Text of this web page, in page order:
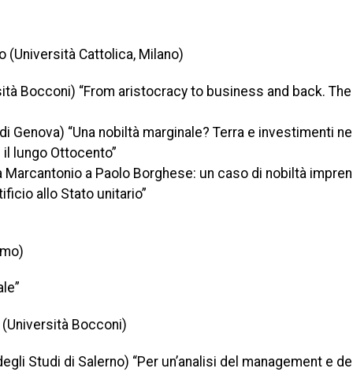
(Università Cattolica, Milano)
Bocconi) “From aristocracy to business and back.
Genova) “Una nobiltà marginale? Terra e investimenti
lungo Ottocento”
Marcantonio a Paolo Borghese: un caso di nobiltà
allo Stato unitario”
Bocconi)
Studi di Salerno) “Per un’analisi del management e